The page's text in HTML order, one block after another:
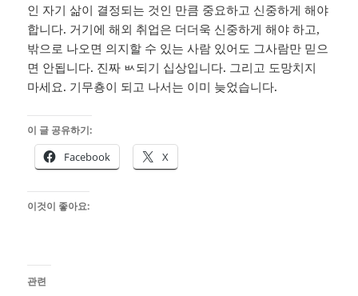
인 자기 삶이 결정되는 것인 만큼 중요하고 신중하게 해야
합니다. 거기에 해외 취업은 더더욱 신중하게 해야 하고,
밖으로 나오면 의지할 수 있는 사람 있어도 그사람만 믿으
면 안됩니다. 진짜 ㅄ되기 십상입니다. 그리고 도망치지
마세요. 기무춍이 되고 나서는 이미 늦었습니다.
이 글 공유하기:
Facebook X
이것이 좋아요:
관련